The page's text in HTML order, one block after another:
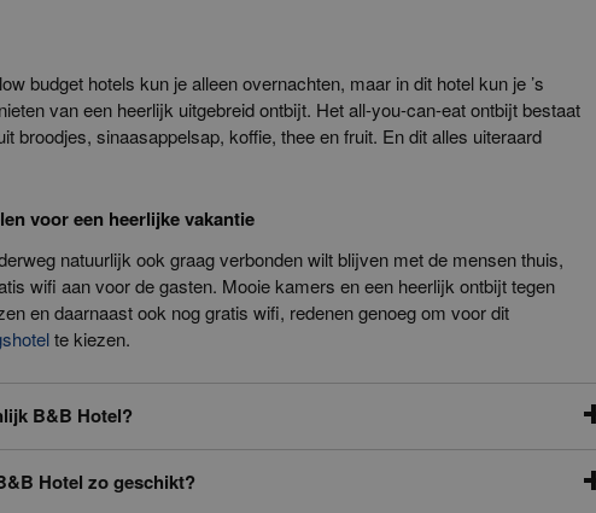
budget hotels kun je alleen overnachten, maar in dit hotel kun je ’s
van een heerlijk uitgebreid ontbijt. Het all-you-can-eat ontbijt bestaat
broodjes, sinaasappelsap, koffie, thee en fruit. En dit alles uiteraard
voor een heerlijke vakantie
natuurlijk ook graag verbonden wilt blijven met de mensen thuis,
wifi aan voor de gasten. Mooie kamers en een heerlijk ontbijt tegen
en daarnaast ook nog gratis wifi, redenen genoeg om voor dit
te kiezen.
B&B Hotel?
Hotel zo geschikt?